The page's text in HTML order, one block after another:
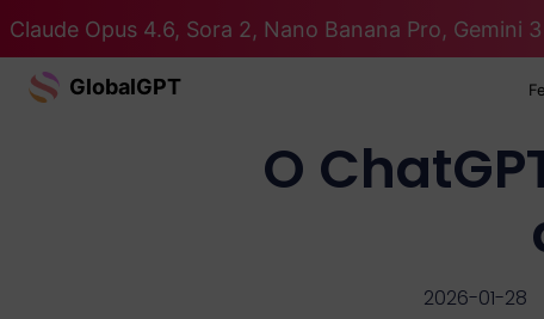
Claude Opus 4.6, Sora 2, Nano Banana Pro, Gemini
GlobalGPT
O
2026-01-28